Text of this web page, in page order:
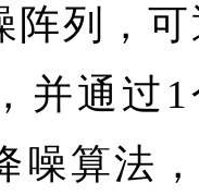
阵列，
并通过
噪算法